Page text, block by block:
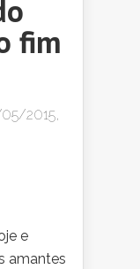
fim
2015,
e
amantes